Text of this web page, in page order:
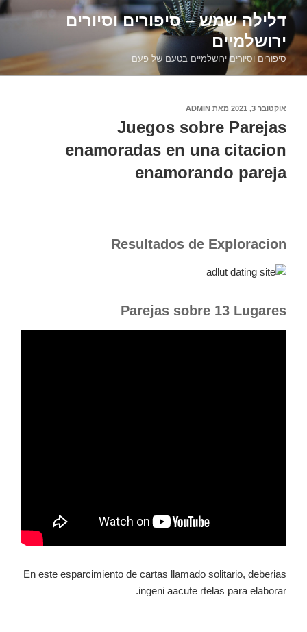
דילוג
לתוכןדלילה שמש – סיפורים וסיורים
ירושלמיים
סיפורים וסיורים ירושלמיים בטעם של פעם
פורסם
אוקטובר 3, 2021 מאת ADMIN
Juegos sobre Parejas
enamoradas en una citacion
enamorando pareja
Resultados de Exploracion
Parejas sobre 13 Lugares
En este esparcimiento de cartas llamado solitario, deberias
ingeni aacute rtelas para elaborar.